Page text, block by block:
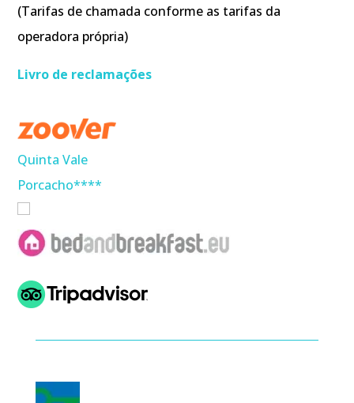
(Tarifas de chamada conforme as tarifas da
operadora própria)
Livro de reclamações
Quinta Vale
Porcacho****